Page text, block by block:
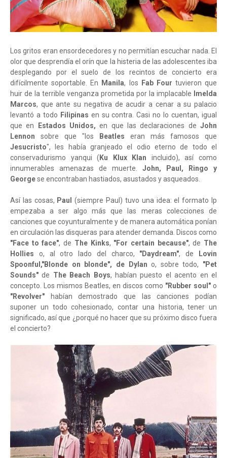
Los gritos eran ensordecedores y no permitían escuchar nada. El
olor que desprendía el orín que la histeria de las adolescentes iba
desplegando por el suelo de los recintos de concierto era
difícilmente soportable. En
Manila, los Fab Four tuvieron que
huir de la terrible venganza prometida por la implacable
Imelda
Marcos, que ante su negativa de acudir a cenar a su palacio
levantó a todo Filipinas en su contra. Casi no lo cuentan, igual
que en
Estados Unidos, en que las declaraciones deJohn
Lennon sobre que "los Beatles eran más famosos que
Jesucristo", les había granjeado el odio eterno de todo el
conservadurismo yanqui ( Ku Klux Klan incluido), así como
innumerables amenazas de muerte. John, Paul, Ringo y
Georgese encontraban hastiados, asustados y asqueados.
Así las cosas, Paul(siempre Paul) tuvo una idea: el formato lp
empezaba a ser algo más que las meras colecciones de
canciones que coyunturalmente y de manera automática ponían
en circulación las disqueras para atender demanda. Discos como
"Face to face", de The Kinks, "For certain because", de The
Hollies o, al otro lado del charco, "Daydream", de
Lovin
Spoonful,"Blonde on blonde", de Dylan o, sobre todo, "Pet
Sounds" de The Beach Boys, habían puesto el acento en el
concepto. Los mismos Beatles, en discos como "Rubber soul" o
"Revolver" habían demostrado que las canciones podían
suponer un todo cohesionado, contar una historia, tener un
significado, así que ¿porqué no hacer que su próximo disco fuera
el concierto?